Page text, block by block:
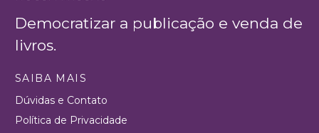
Democratizar a publicação e venda de
livros.
SAIBA MAIS
Dúvidas e Contato
Política de Privacidade